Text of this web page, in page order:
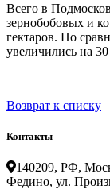
Всего в
зернобобовых и
гектаров. По
увеличились на
Возврат к списку
Контакты
140209, РФ,
Федино, ул.